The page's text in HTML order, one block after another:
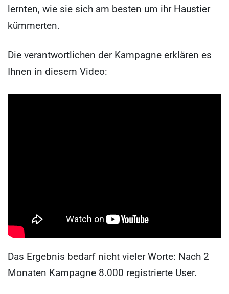
lernten, wie sie sich am besten um ihr Haustier
kümmerten.
Die verantwortlichen der Kampagne erklären es
Ihnen in diesem Video:
Das Ergebnis bedarf nicht vieler Worte: Nach 2
Monaten Kampagne 8.000 registrierte User.